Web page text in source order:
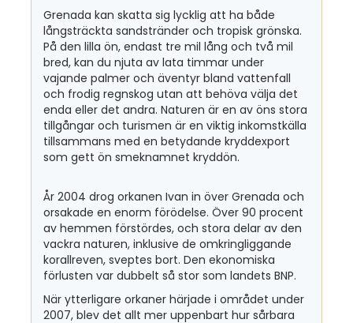
Grenada kan skatta sig lycklig att ha både
långsträckta sandstränder och tropisk grönska.
På den lilla ön, endast tre mil lång och två mil
bred, kan du njuta av lata timmar under
vajande palmer och äventyr bland vattenfall
och frodig regnskog utan att behöva välja det
enda eller det andra. Naturen är en av öns stora
tillgångar och turismen är en viktig inkomstkälla
tillsammans med en betydande kryddexport
som gett ön smeknamnet kryddön.
År 2004 drog orkanen Ivan in över Grenada och
orsakade en enorm förödelse. Över 90 procent
av hemmen förstördes, och stora delar av den
vackra naturen, inklusive de omkringliggande
korallreven, sveptes bort. Den ekonomiska
förlusten var dubbelt så stor som landets BNP.
När ytterligare orkaner härjade i området under
2007, blev det allt mer uppenbart hur sårbara